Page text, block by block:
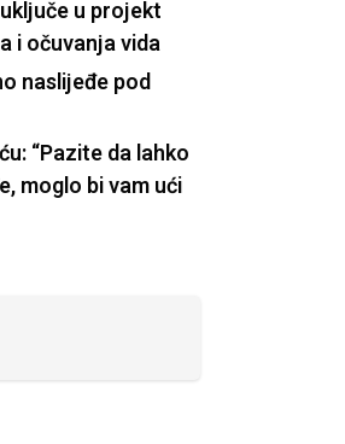
u projekt
i očuvanja vida
naslijeđe pod
“Pazite da lahko
moglo bi vam ući